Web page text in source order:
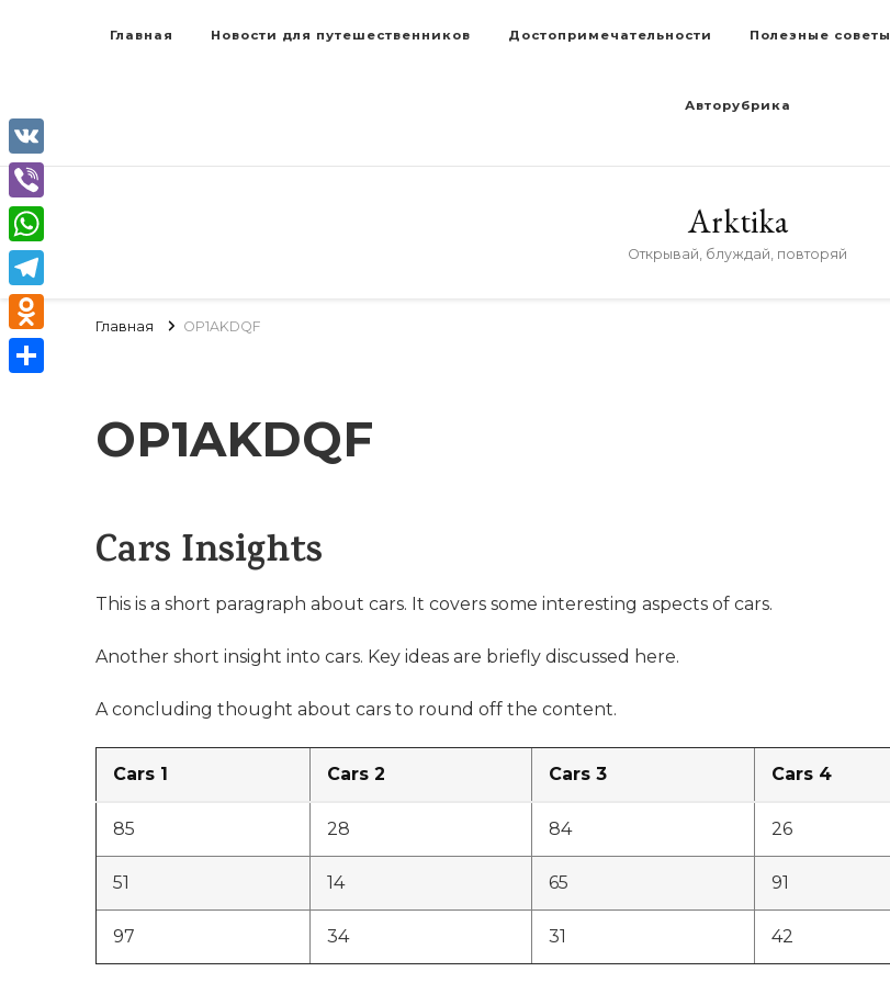
Главная Новости для путешественников Достопримечательности Полезные советы
Авторубрика
Arktika
Открывай, блуждай, повторяй
Главная OP1AKDQF
OP1AKDQF
Cars Insights
This is a short paragraph about cars. It covers some interesting aspects of cars.
Another short insight into cars. Key ideas are briefly discussed here.
A concluding thought about cars to round off the content.
Cars 1 Cars 2 Cars 3 Cars 4
85 28 84 26
51 14 65 91
97 34 31 42
VK
Viber
WhatsApp
Telegram
Odnoklassniki